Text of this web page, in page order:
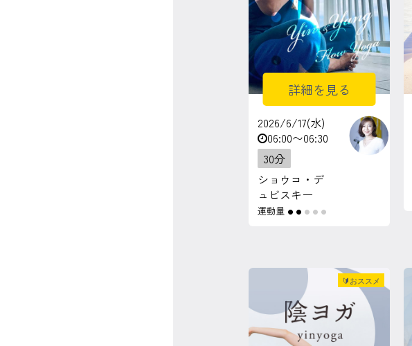
クラス参加にあたっての同意書
特定商取引にかかわる表示
詳細を見る
2026/6/17(水)
06:00〜06:30
30分
ショウコ・デ
ュビスキー
運動量 ● ● ● ● ●
🔰おススメ